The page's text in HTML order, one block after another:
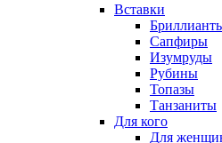
Вставки
Сапфиры
Изумруды
Рубины
Топазы
Танзаниты
Для кого
Для